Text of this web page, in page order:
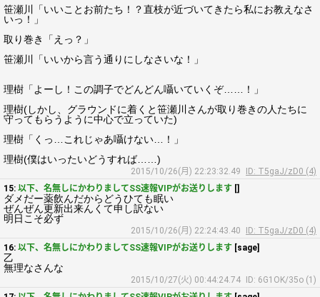
笹瀬川「いいことお前たち！？直枝が近づいてきたら私にお教えなさ
いっ！」
取り巻き「えっ？」
笹瀬川「いいから言う通りにしなさいな！」
理樹「よーし！この調子でどんどん囁いていくぞ……！」
理樹(しかし、グラウンドに着くと笹瀬川さんが取り巻きの人たちに
守ってもらうように中心で立っていた)
理樹「くっ…これじゃあ囁けない…！」
理樹(僕はいったいどうすれば……)
2015/10/26(月) 22:23:32.49
ID: T5gaJ/zD0 (4)
15: 以下、名無しにかわりましてSS速報VIPがお送りします []
ダメだー薬飲んだからどうひても眠い
ぜんぜん更新出来んくて申し訳ない
明日こそ必ず
2015/10/26(月) 22:24:43.40
ID: T5gaJ/zD0 (4)
16: 以下、名無しにかわりましてSS速報VIPがお送りします [sage]
乙
無理なさんな
2015/10/27(火) 00:44:24.74
ID: 6G1OK/35o (1)